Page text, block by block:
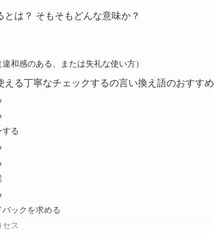
とは？ そもそもどんな意味か？
和感のある、または失礼な使い方）
える丁寧なチェックするの言い換え語のおすすめ
する
バックを求める
ス